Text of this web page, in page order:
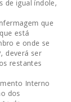
de igual índole,
que
está
e onde se
deverá ser
restantes
Interno
dos